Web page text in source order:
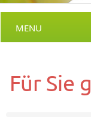
MENU
Für Sie